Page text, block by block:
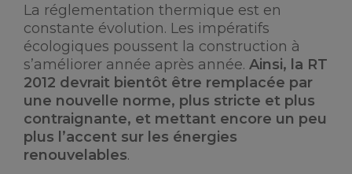
La réglementation thermique est en
constante évolution. Les impératifs
écologiques poussent la construction à
s’améliorer année après année. Ainsi, la RT
2012 devrait bientôt être remplacée par
une nouvelle norme, plus stricte et plus
contraignante, et mettant encore un peu
plus l’accent sur les énergies
renouvelables.